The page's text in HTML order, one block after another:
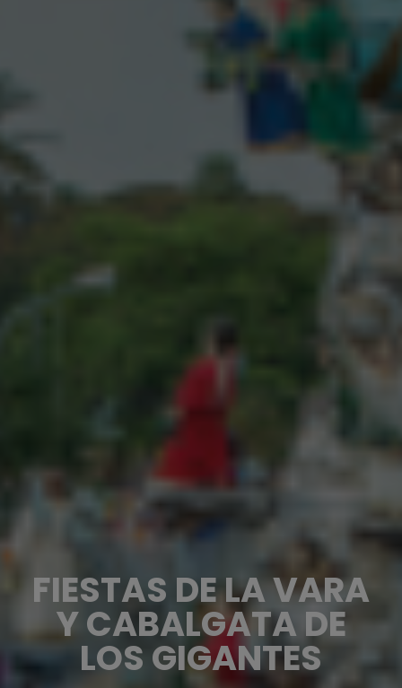
FIESTAS DE LA VARA
Y CABALGATA DE
LOS GIGANTES